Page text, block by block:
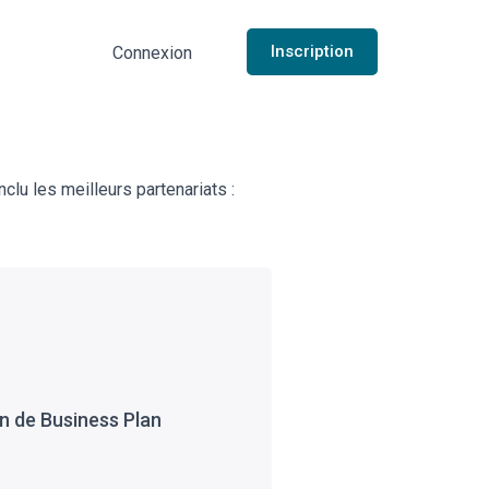
Connexion Inscription
les meilleurs partenariats :
de Business Plan